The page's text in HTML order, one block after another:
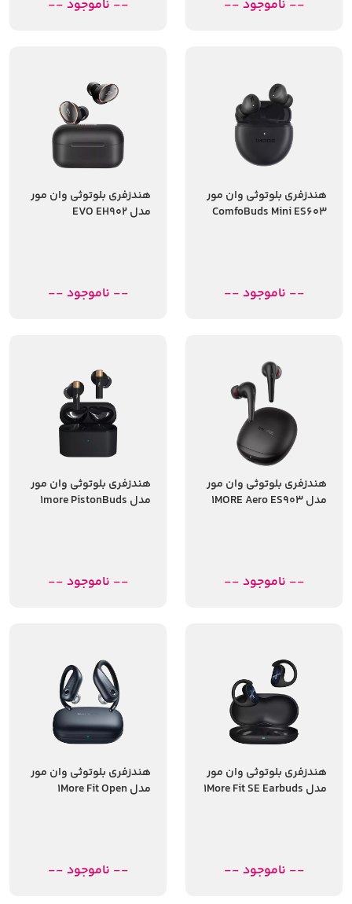
-- ناموجود -- -- ناموجود --
هندزفری بلوتوثی وان مور
ComfoBuds Mini ES603
-- ناموجود --
هندزفری بلوتوثی وان مور
مدل EVO EH902
-- ناموجود --
هندزفری بلوتوثی وان مور
مدل 1MORE Aero ES903
-- ناموجود --
هندزفری بلوتوثی وان مور
مدل 1more PistonBuds
-- ناموجود --
هندزفری بلوتوثی وان مور
مدل 1More Fit SE Earbuds
-- ناموجود --
هندزفری بلوتوثی وان مور
مدل 1More Fit Open
-- ناموجود --